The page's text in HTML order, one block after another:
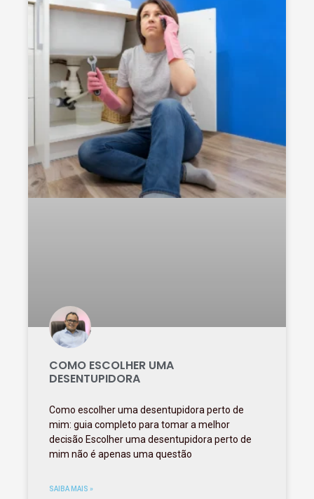
COMO ESCOLHER UMA
DESENTUPIDORA
Como escolher uma desentupidora perto de
mim: guia completo para tomar a melhor
decisão Escolher uma desentupidora perto de
mim não é apenas uma questão
SAIBA MAIS »